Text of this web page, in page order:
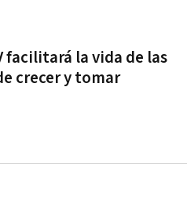
facilitará la vida de las
crecer y tomar